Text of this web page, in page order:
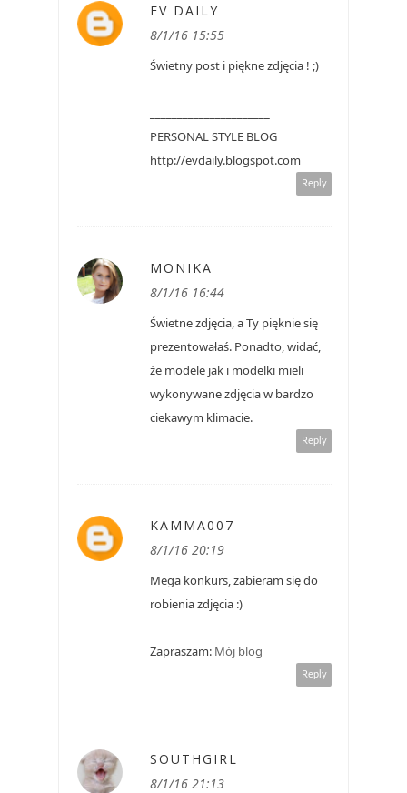
EV DAILY
8/1/16 15:55
Świetny post i piękne zdjęcia ! ;)
PERSONAL STYLE BLOG
http://evdaily.blogspot.com
Reply
MONIKA
8/1/16 16:44
Świetne zdjęcia, a Ty pięknie się
prezentowałaś. Ponadto, widać,
że modele jak i modelki mieli
wykonywane zdjęcia w bardzo
ciekawym klimacie.
Reply
KAMMA007
8/1/16 20:19
Mega konkurs, zabieram się do
robienia zdjęcia :)
Zapraszam: Mój blog
Reply
SOUTHGIRL
8/1/16 21:13